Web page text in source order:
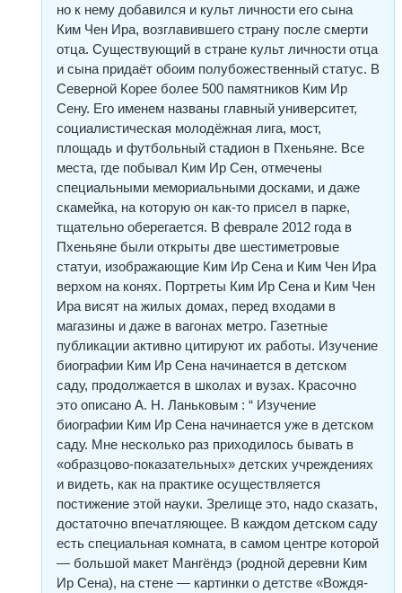
но к нему добавился и культ личности его сына
Ким Чен Ира, возглавившего страну после смерти
отца. Существующий в стране культ личности отца
и сына придаёт обоим полубожественный статус. В
Северной Корее более 500 памятников Ким Ир
Сену. Его именем названы главный университет,
социалистическая молодёжная лига, мост,
площадь и футбольный стадион в Пхеньяне. Все
места, где побывал Ким Ир Сен, отмечены
специальными мемориальными досками, и даже
скамейка, на которую он как-то присел в парке,
тщательно оберегается. В феврале 2012 года в
Пхеньяне были открыты две шестиметровые
статуи, изображающие Ким Ир Сена и Ким Чен Ира
верхом на конях. Портреты Ким Ир Сена и Ким Чен
Ира висят на жилых домах, перед входами в
магазины и даже в вагонах метро. Газетные
публикации активно цитируют их работы. Изучение
биографии Ким Ир Сена начинается в детском
саду, продолжается в школах и вузах. Красочно
это описано А. Н. Ланьковым : “ Изучение
биографии Ким Ир Сена начинается уже в детском
саду. Мне несколько раз приходилось бывать в
«образцово-показательных» детских учреждениях
и видеть, как на практике осуществляется
постижение этой науки. Зрелище это, надо сказать,
достаточно впечатляющее. В каждом детском саду
есть специальная комната, в самом центре которой
— большой макет Мангёндэ (родной деревни Ким
Ир Сена), на стене — картинки о детстве «Вождя-